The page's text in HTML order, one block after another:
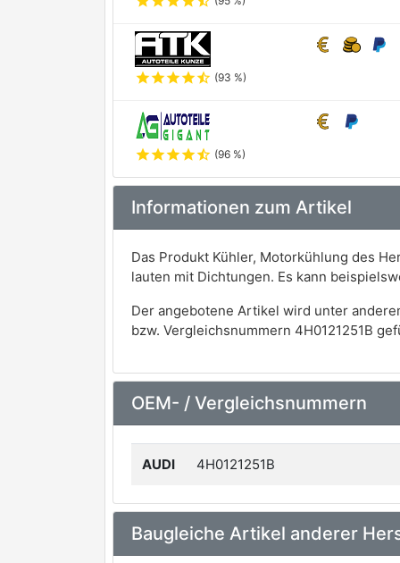
starstarstarstarstar_half (93 %)
starstarstarstarstar_half (96 %)
Informationen zum Artikel
Das Produkt Kühler, Motorkühlung des
lauten mit Dichtungen. Es kann
Der angebotene Artikel wird unter
bzw. Vergleichsnummern 4H0121251B
OEM- / Vergleichsnummern
AUDI 4H0121251B
Baugleiche Artikel anderer